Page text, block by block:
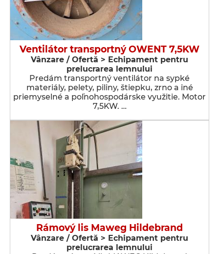
Ventilátor transportný OWENT 7,5KW
Vânzare / Ofertă > Echipament pentru
prelucrarea lemnului
Predám transportný ventilátor na sypké
materiály, pelety, piliny, štiepku, zrno a iné
priemyselné a poľnohospodárske využitie. Motor
7,5KW. …
Rámový lis Maweg Hildebrand
Vânzare / Ofertă > Echipament pentru
prelucrarea lemnului